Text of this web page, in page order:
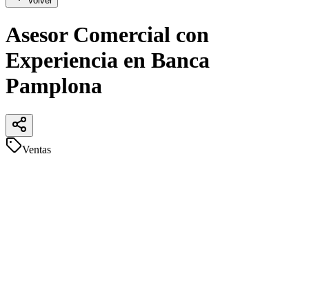
Asesor Comercial con
Experiencia en Banca
Pamplona
Ventas